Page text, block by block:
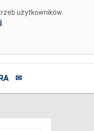
użytkowników.
✉